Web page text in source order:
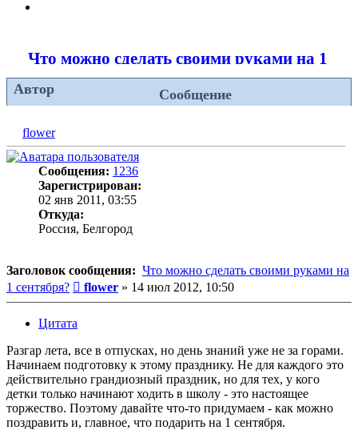
Что можно сделать своими руками на 1
Автор Сообщение
flower
Сообщения: 1236
Зарегистрирован:
02 янв 2011, 03:55
Откуда:
Россия, Белгород
Заголовок сообщения: Что можно сделать своими руками на
1 сентября?
Сообщение
flower » 14 июл 2012, 10:50
Цитата
Разгар лета, все в отпусках, но день знаний уже не за горами.
Начинаем подготовку к этому празднику. Не для каждого это
действительно грандиозный праздник, но для тех, у кого
детки только начинают ходить в школу - это настоящее
торжество. Поэтому давайте что-то придумаем - как можно
поздравить и, главное, что подарить на 1 сентября.